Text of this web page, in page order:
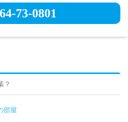
73-0801
？
部屋